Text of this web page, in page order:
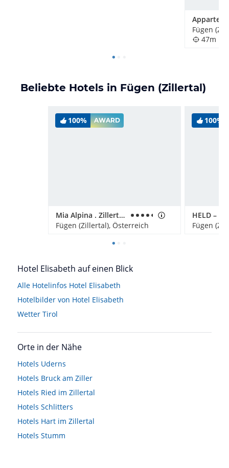
Fügen
47m
Beliebte Hotels in Fügen (Zillertal)
100% AWARD
Mia Alpina . Zillertal Family Retreat
Fügen (Zillertal), Österreich
100%
HELD –
Fügen
Hotel Elisabeth auf einen Blick
Alle Hotelinfos Hotel Elisabeth
Hotelbilder von Hotel Elisabeth
Wetter Tirol
Orte in der Nähe
Hotels Uderns
Hotels Bruck am Ziller
Hotels Ried im Zillertal
Hotels Schlitters
Hotels Hart im Zillertal
Hotels Stumm